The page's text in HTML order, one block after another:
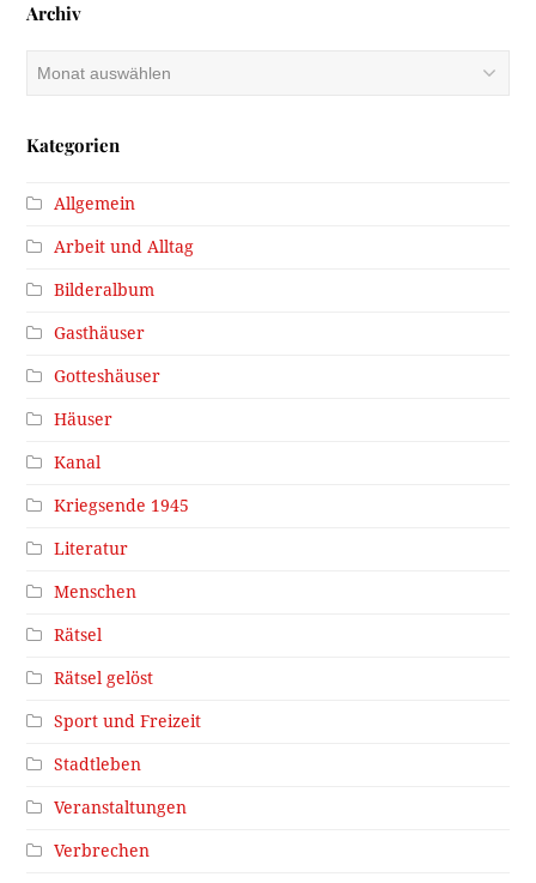
Archiv
Kategorien
Allgemein
Arbeit und Alltag
Bilderalbum
Gasthäuser
Gotteshäuser
Häuser
Kanal
Kriegsende 1945
Literatur
Menschen
Rätsel
Rätsel gelöst
Sport und Freizeit
Stadtleben
Veranstaltungen
Verbrechen